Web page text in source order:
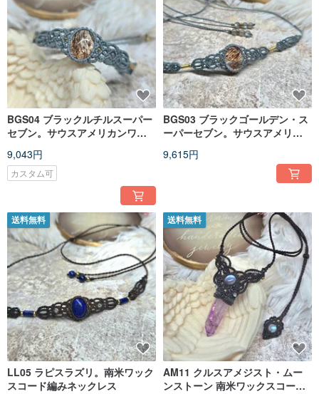
BGS04 ブラックルチルスーパー
セブン。サウスアメリカンワッ
9,043円
カスタム可
BGS03 ブラックゴールデン・ス
ーパーセブン。サウスアメリカ
ス
9,615円
送料無料
LL05 ラピスラズリ。南米ワック
スコード編みネックレス
送料無料
AM11 クルスアメジスト・ムー
ンストーン 南米ワックスコード